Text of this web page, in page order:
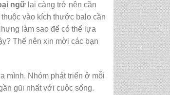
ngữlại càng trở nên cần
vào kích thước balo cần
làm sao để có thể lựa
Thế nên xin mời các bạn
mình. Nhóm phát triển ở mỗi
gũi nhất với cuộc sống.